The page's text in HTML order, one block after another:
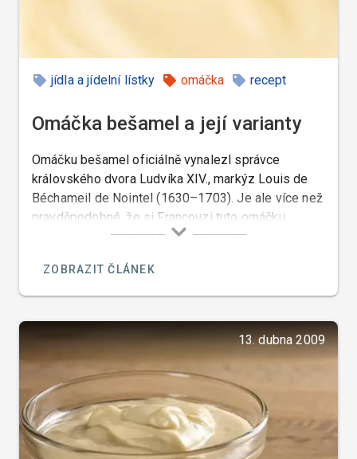
jídla a jídelní lístky omáčka recept
Omáčka bešamel a její varianty
Omáčku bešamel oficiálně vynalezl správce
královského dvora Ludvíka XIV., markýz Louis de
Béchameil de Nointel (1630–1703). Je ale více než
pravděpodobné, že si Francouzi tuto omáčku
přivlastnili od Italů. V Itálii byla tato omáčka již
ZOBRAZIT ČLÁNEK
13. dubna 2009